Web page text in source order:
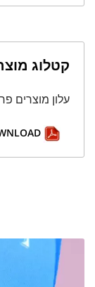
קטלוג
עלון מוצרים